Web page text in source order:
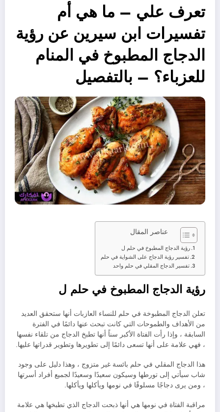
تعرف علي – ما هي أم
تفسيرات ابن سيرين عن رؤية
الدجاج المطبوخ في المنام
للعزباء؟ – بالتفصيل
عناصر المقال
رؤية الدجاج المطبوخ في حلم ل
تفسير رؤية الدجاج على الشواية في حلم
تفسير الدجاج المقلي في حلم واحد
رؤية الدجاج المطبوخ في حلم ل
تعلن الدجاج المطبوخة في حلم للنساء العازبات أنها ستحقق العديد
من الأهداف والطموحات التي كانت تبحث عنها دائمًا في الفترة
السابقة ، وإذا رأت الفتاة الأكبر سناً أنها تطبخ الدجاج من تلقاء نفسها
، فهي علامة على أنها تسعى دائمًا إلى تطويرها وتطوير قدراتها عليها.
هذا الدجاج المقلي في حلم بائسة غير متزوج ، وهذا دليل على وجود
شاب سيأتي إلى تورطها وسيكون سعيدًا وسعيدًا لجميع أفراد أسرتها
، ومن يرى دجاجًا مسلوقًا في نومها ويأكلها ويأكلها.
مراقبة الفتاة في نومها هي أنها ذبحت الدجاج الذي تطبخها هي علامة